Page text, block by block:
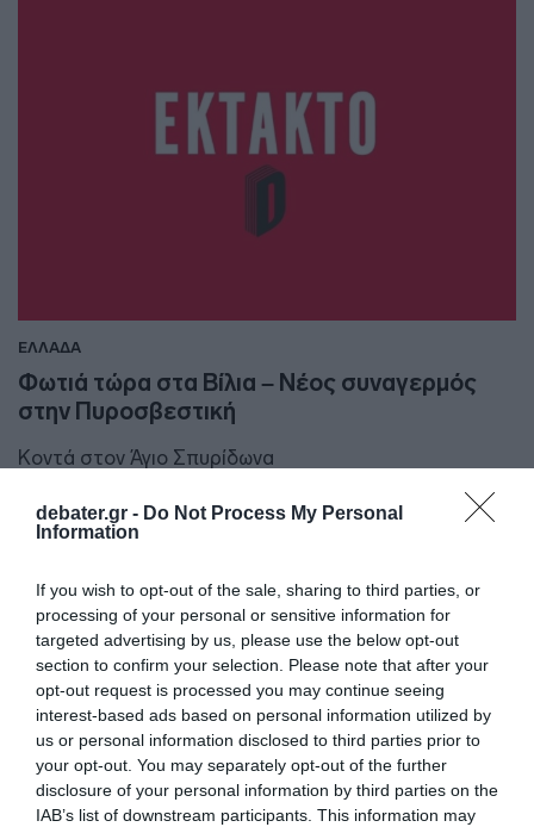
debater.gr - Do Not Process My Personal
Information
If you wish to opt-out of the sale, sharing to third parties, or
processing of your personal or sensitive information for
targeted advertising by us, please use the below opt-out
section to confirm your selection. Please note that after your
opt-out request is processed you may continue seeing
interest-based ads based on personal information utilized by
us or personal information disclosed to third parties prior to
your opt-out. You may separately opt-out of the further
disclosure of your personal information by third parties on the
IAB’s list of downstream participants. This information may
ΕΛΛΑΔΑ
Φωτιά τώρα στα Βίλια – Νέος συναγερμός
στην Πυροσβεστική
Κοντά στον Άγιο Σπυρίδωνα
04.09.2023 - 13:24